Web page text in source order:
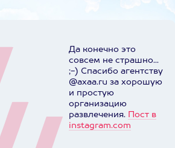
Да конечно это
совсем не страшно...
;-) Спасибо агентству
@axaa.ru за хорошую
и простую
организацию
развлечения. Пост в
instagram.com